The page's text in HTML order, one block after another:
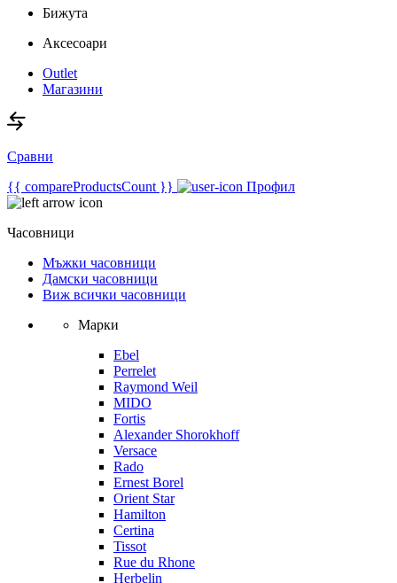
Бижута
Аксесоари
Outlet
Магазини
Сравни
{{ compareProductsCount }}
Профил
Часовници
Мъжки часовници
Дамски часовници
Виж всички часовници
Марки
Ebel
Perrelet
Raymond Weil
MIDO
Fortis
Alexander Shorokhoff
Versace
Rado
Ernest Borel
Orient Star
Hamilton
Certina
Tissot
Rue du Rhone
Herbelin